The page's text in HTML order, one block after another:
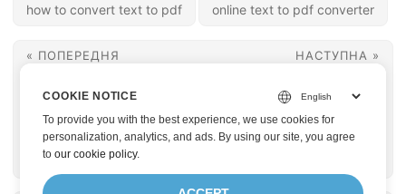
how to convert text to pdf online text to pdf converter
« ПОПЕРЕДНЯ
Ruby
НАСТУПНА »
PowerPoint PPT або
COOKIE NOTICE
To provide you with the best experience, we use cookies for
personalization, analytics, and ads. By using our site, you agree
toour cookie policy.